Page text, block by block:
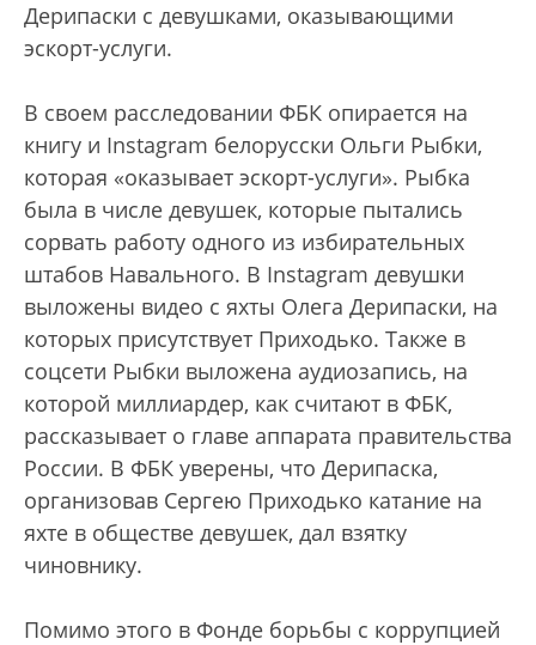
Дерипаски с девушками, оказывающими
эскорт-услуги.
В своем расследовании ФБК опирается на
книгу и Instagram белорусски Ольги Рыбки,
которая «оказывает эскорт-услуги». Рыбка
была в числе девушек, которые пытались
сорвать работу одного из избирательных
штабов Навального. В Instagram девушки
выложены видео с яхты Олега Дерипаски, на
которых присутствует Приходько. Также в
соцсети Рыбки выложена аудиозапись, на
которой миллиардер, как считают в ФБК,
рассказывает о главе аппарата правительства
России. В ФБК уверены, что Дерипаска,
организовав Сергею Приходько катание на
яхте в обществе девушек, дал взятку
чиновнику.
Помимо этого в Фонде борьбы с коррупцией